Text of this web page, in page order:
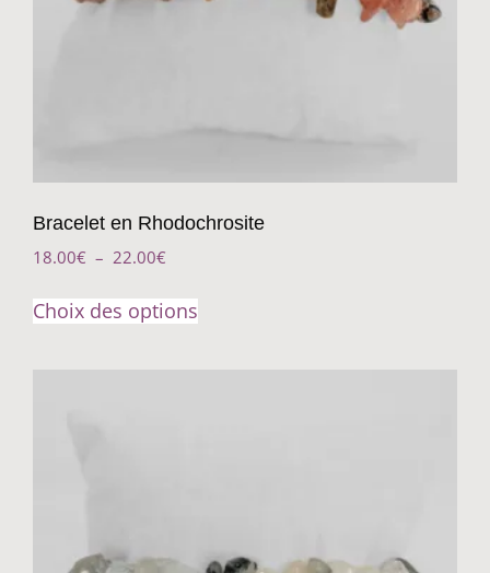
Bracelet en Rhodochrosite
18.00€ – 22.00€
Choix des options